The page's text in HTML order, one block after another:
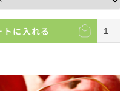
トに入れる